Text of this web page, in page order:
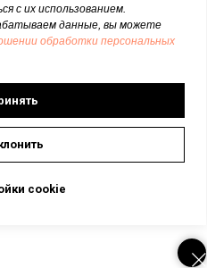
с их использованием.
данные, вы можете
обработки персональных
cookie